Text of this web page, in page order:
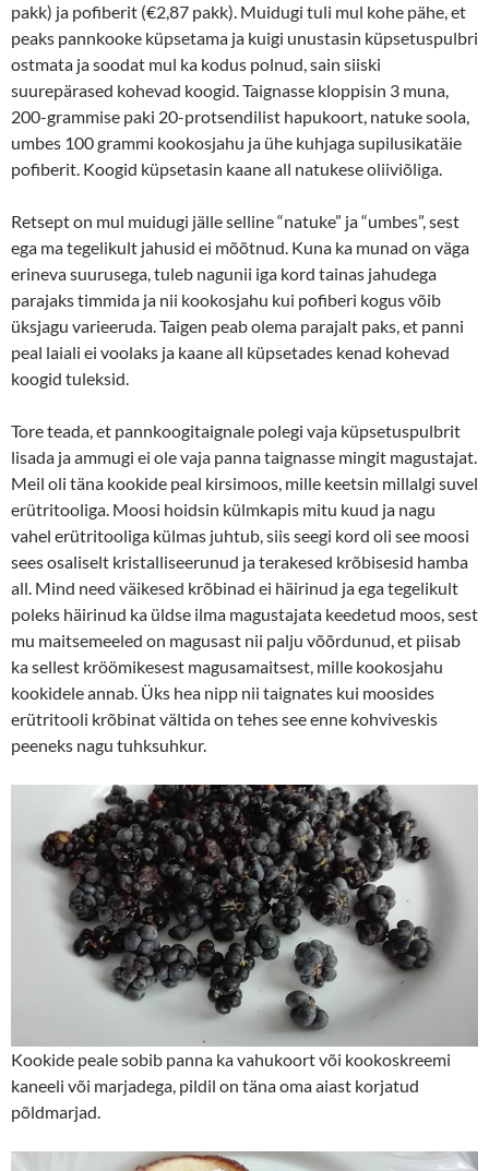
pakk) ja pofiberit (€2,87 pakk). Muidugi tuli mul kohe pähe, et
peaks pannkooke küpsetama ja kuigi unustasin küpsetuspulbri
ostmata ja soodat mul ka kodus polnud, sain siiski
suurepärased kohevad koogid. Taignasse kloppisin 3 muna,
200-grammise paki 20-protsendilist hapukoort, natuke soola,
umbes 100 grammi kookosjahu ja ühe kuhjaga supilusikatäie
pofiberit. Koogid küpsetasin kaane all natukese oliiviõliga.
Retsept on mul muidugi jälle selline “natuke” ja “umbes”, sest
ega ma tegelikult jahusid ei mõõtnud. Kuna ka munad on väga
erineva suurusega, tuleb nagunii iga kord tainas jahudega
parajaks timmida ja nii kookosjahu kui pofiberi kogus võib
üksjagu varieeruda. Taigen peab olema parajalt paks, et panni
peal laiali ei voolaks ja kaane all küpsetades kenad kohevad
koogid tuleksid.
Tore teada, et pannkoogitaignale polegi vaja küpsetuspulbrit
lisada ja ammugi ei ole vaja panna taignasse mingit magustajat.
Meil oli täna kookide peal kirsimoos, mille keetsin millalgi suvel
erütritooliga. Moosi hoidsin külmkapis mitu kuud ja nagu
vahel erütritooliga külmas juhtub, siis seegi kord oli see moosi
sees osaliselt kristalliseerunud ja terakesed krõbisesid hamba
all. Mind need väikesed krõbinad ei häirinud ja ega tegelikult
poleks häirinud ka üldse ilma magustajata keedetud moos, sest
mu maitsemeeled on magusast nii palju võõrdunud, et piisab
ka sellest kröömikesest magusamaitsest, mille kookosjahu
kookidele annab. Üks hea nipp nii taignates kui moosides
erütritooli krõbinat vältida on tehes see enne kohviveskis
peeneks nagu tuhksuhkur.
Kookide peale sobib panna ka vahukoort või kookoskreemi
kaneeli või marjadega, pildil on täna oma aiast korjatud
põldmarjad.